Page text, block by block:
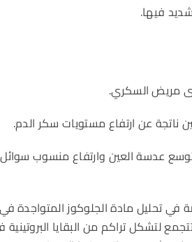
فيها.
مريض السكري.
عن ارتفاع مستويات سكر الدم.
عدسة العين وارتفاع منسوب
تحليل مادة الجلوكوز المتواجدة
لتشكل تراكم من البقايا